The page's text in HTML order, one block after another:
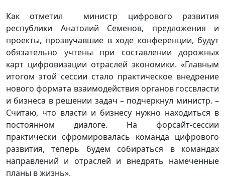
Как отметил министр цифрового развития
республики Анатолий Семенов, предложения и
проекты, прозвучавшие в ходе конференции, будут
обязательно учтены при составлении дорожных
карт цифровизации отраслей экономики. «Главным
итогом этой сессии стало практическое внедрение
нового формата взаимодействия органов госсвласти
и бизнеса в решении задач – подчеркнул министр. –
Считаю, что власти и бизнесу нужно находиться в
постоянном диалоге. На форсайт-сессии
практически сфромировалась команда цифрового
развития, теперь будем собираться в командах
направлений и отраслей и внедрять намеченные
планы в жизнь».